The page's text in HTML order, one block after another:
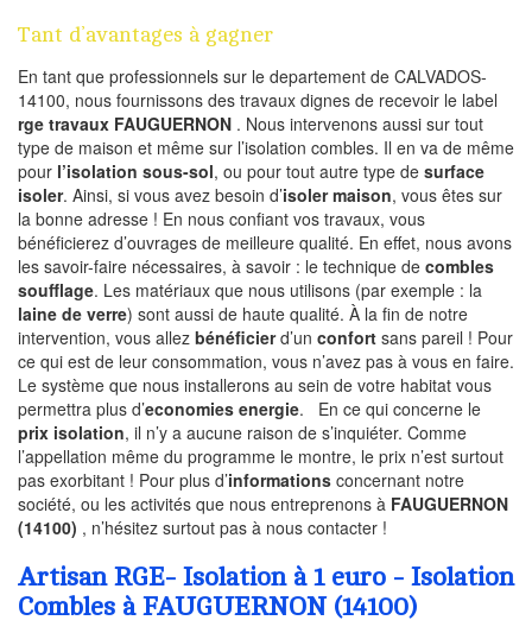
Tant d’avantages à gagner
En tant que professionnels sur le departement de CALVADOS-
14100, nous fournissons des travaux dignes de recevoir le label
rge travaux FAUGUERNON . Nous intervenons aussi sur tout
type de maison et même sur l’isolation combles. Il en va de même
pour l’isolation sous-sol, ou pour tout autre type de surface
isoler. Ainsi, si vous avez besoin d’isoler maison, vous êtes sur
la bonne adresse ! En nous confiant vos travaux, vous
bénéficierez d’ouvrages de meilleure qualité. En effet, nous avons
les savoir-faire nécessaires, à savoir : le technique de combles
soufflage. Les matériaux que nous utilisons (par exemple : la
laine de verre) sont aussi de haute qualité. À la fin de notre
intervention, vous allez bénéficierd’un confort sans pareil ! Pour
ce qui est de leur consommation, vous n’avez pas à vous en faire.
Le système que nous installerons au sein de votre habitat vous
permettra plus d’economies energie. En ce qui concerne le
prix isolation, il n’y a aucune raison de s’inquiéter. Comme
l’appellation même du programme le montre, le prix n’est surtout
pas exorbitant ! Pour plus d’informations concernant notre
société, ou les activités que nous entreprenons à FAUGUERNON
(14100) , n’hésitez surtout pas à nous contacter !
Artisan RGE- Isolation à 1 euro - Isolation
Combles à FAUGUERNON (14100)